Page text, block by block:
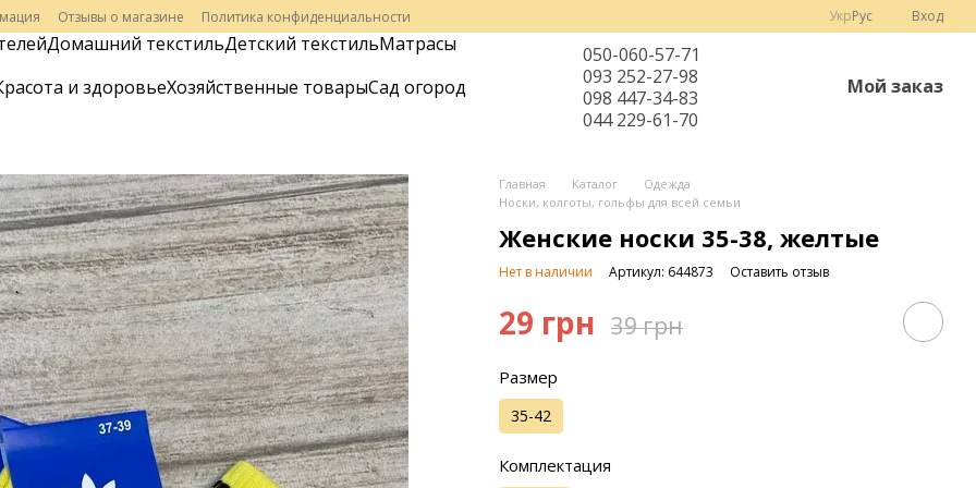
Отзывы о магазине Политика конфиденциальности УкрРус Вход
Домашний текстильДетский текстильМатрасы
и здоровьеХозяйственные товарыСад огород
050-060-57-71
093 252-27-98
098 447-34-83
044 229-61-70
Мой заказ
Главная Каталог
Одежда
Носки, колготы, гольфы для всей семьи
Женские носки 35-38, желтые
Нет в наличии Артикул: 644873 Оставить отзыв
29 грн 39 грн
Размер
35-42
Комплектация